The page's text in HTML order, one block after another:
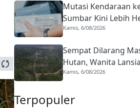
Keselamatan
Mutasi Kendaraan
Sumbar Kini Lebih
Denda Pajak
Kamis, 6/08/2026
Sempat Dilarang
Hutan, Wanita
Agam Tetap Pergi
Kamis, 6/08/2026
Terpopuler